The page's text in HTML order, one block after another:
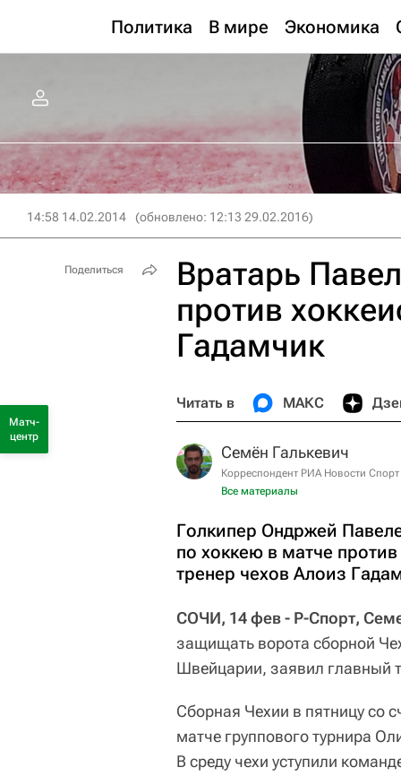
Политика В мире Экономика
14:58 14.02.2014 (обновлено: 12:13 29.02.2016)
Вратарь
против
Гадамчик
Читать в МАКС
Семён Галькевич
Корреспондент РИА Новости Спорт
Все материалы
Голкипер Ондржей
по хоккею в матче
тренер чехов Алоиз
СОЧИ, 14 фев - Р-Спорт,
защищать ворота сборной
Швейцарии, заявил главный
Сборная Чехии в пятницу со
матче группового турнира
В среду чехи уступили
Поделиться
Матч-
центр